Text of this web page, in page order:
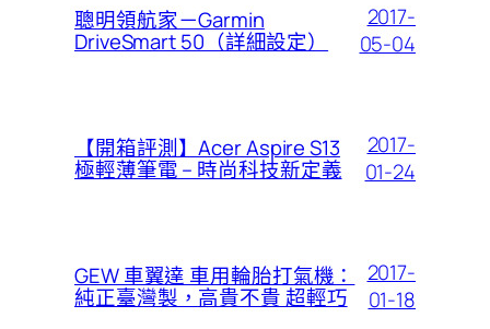
聰明領航家－Garmin
DriveSmart 50（詳細設定）
2017-
05-04
【開箱評測】Acer Aspire S13
極輕薄筆電 – 時尚科技新定義
2017-
01-24
GEW 車翼達 車用輪胎打氣機：
純正臺灣製，高貴不貴 超輕巧
2017-
01-18